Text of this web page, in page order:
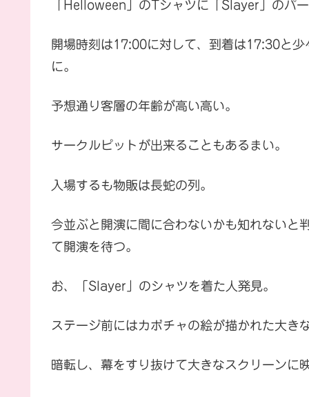
「Helloween」のTシャツに「Slayer」のパ
開場時刻は17:00に対して、到着は17:30と
に。
予想通り客層の年齢が高い高い。
サークルピットが出来ることもあるまい。
入場するも物販は長蛇の列。
今並ぶと開演に間に合わないかも知れないと
て開演を待つ。
お、「Slayer」のシャツを着た人発見。
ステージ前にはカボチャの絵が描かれた大き
暗転し、幕をすり抜けて大きなスクリーンに